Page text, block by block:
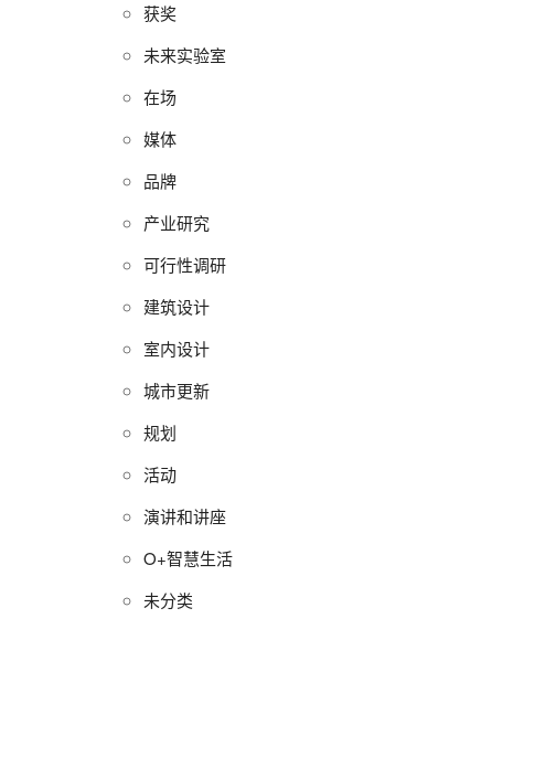
获奖
未来实验室
在场
媒体
品牌
产业研究
可行性调研
建筑设计
室内设计
城市更新
规划
活动
演讲和讲座
O+智慧生活
未分类